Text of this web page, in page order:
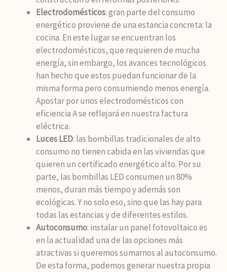
Electrodomésticos: gran parte del consumo
energético proviene de una estancia concreta: la
cocina. En este lugar se encuentran los
electrodomésticos, que requieren de mucha
energía, sin embargo, los avances tecnológicos
han hecho que estos puedan funcionar de la
misma forma pero consumiendo menos energía.
Apostar por unos electrodomésticos con
eficiencia A se reflejará en nuestra factura
eléctrica.
Luces LED: las bombillas tradicionales de alto
consumo no tienen cabida en las viviendas que
quieren un certificado energético alto. Por su
parte, las bombillas LED consumen un 80%
menos, duran más tiempo y además son
ecológicas. Y no solo eso, sino que las hay para
todas las estancias y de diferentes estilos.
Autoconsumo: instalar un panel fotovoltaico es
en la actualidad una de las opciones más
atractivas si queremos sumarnos al autoconsumo.
De esta forma, podemos generar nuestra propia